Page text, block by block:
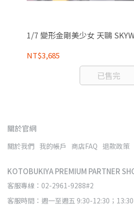
NT$3,685
已售完
關於官網
關於我們 我的帳戶 商店FAQ 退款政策
KOTOBUKIYA PREMIUM PARTNER
客服專線：02-2961-9288#2
客服時間：週一至週五 9:30-12:30；